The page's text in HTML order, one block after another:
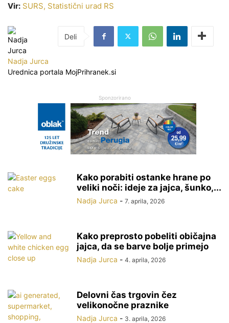
Vir: SURS, Statistični urad RS
Nadja Jurca
Urednica portala MojPrihranek.si
Sponzorirano
Kako porabiti ostanke hrane po
veliki noči: ideje za jajca, šunko,...
Nadja Jurca - 7. aprila, 2026
Kako preprosto pobeliti običajna
jajca, da se barve bolje primejo
Nadja Jurca - 4. aprila, 2026
Delovni čas trgovin čez
velikonočne praznike
Nadja Jurca - 3. aprila, 2026